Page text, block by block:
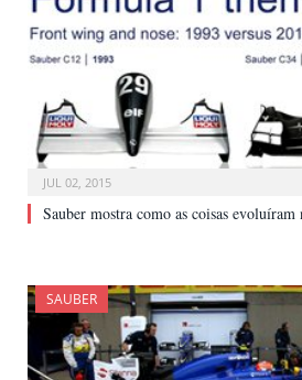
JUL 02, 2015
Sauber mostra como as coisas evoluíram
SAUBER